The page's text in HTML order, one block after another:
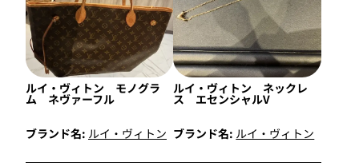
ルイ・ヴィトン モノグラ
ム ネヴァーフル
ブランド名: ルイ・ヴィトン
ルイ・ヴィトン ネックレ
ス エセンシャルV
ブランド名: ルイ・ヴィトン